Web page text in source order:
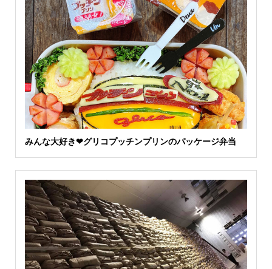
みんな大好き❤グリコプッチンプリンのパッケージ弁当